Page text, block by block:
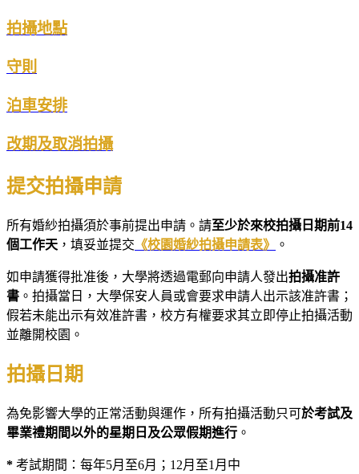
拍攝地點
守則
泊車安排
改期及取消拍攝
提交拍攝申請
所有婚紗拍攝須於事前提出申請。請至少於來校拍攝日期前14
個工作天 ，填妥並提交 《校園婚紗拍攝申請表》 。
如申請獲得批准後，大學將透過電郵向申請人發出拍攝准許
書 。拍攝當日，大學保安人員或會要求申請人出示該准許書；
假若未能出示有效准許書，校方有權要求其立即停止拍攝活動
並離開校園。
拍攝日期
為免影響大學的正常活動與運作，所有拍攝活動只可於考試及
畢業禮期間以外的星期日及公眾假期進行 。
* 考試期間：每年5月至6月；12月至1月中